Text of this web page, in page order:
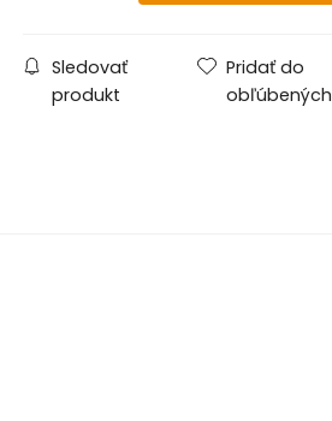
Sledovať
produkt
Pridať do
obľúbených